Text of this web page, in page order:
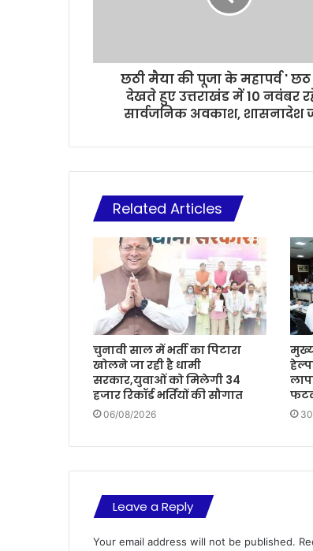
छठी मैया की पूजा के महापर्व '
देखते हुए उत्तराखंड में 10 नवंबर
सार्वजनिक अवकाश, शासनादेश
Related Articles
चुनावी साल में भर्ती का पिटारा
खोलने जा रही है धामी
सरकार,युवाओं को मिलेगी 34
हजार रिकॉर्ड भर्तियों की सौगात
06/08/2026
Leave a Reply
Your email address will not be published.